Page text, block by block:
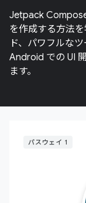
Jetpack
を作成する方法
ド、パワフルな
Android での UI
ます。
パスウェイ 1